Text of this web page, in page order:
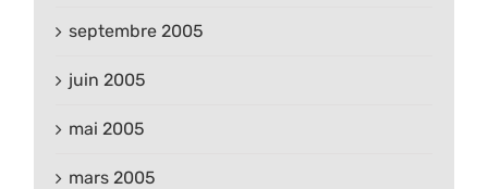
septembre 2005
juin 2005
mai 2005
mars 2005